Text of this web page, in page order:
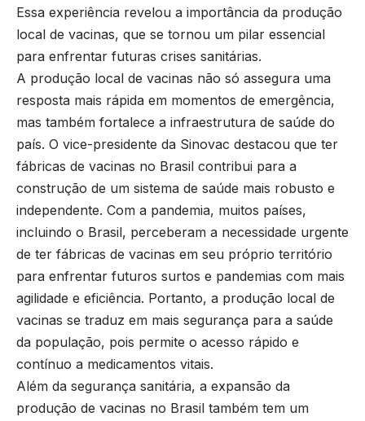
Essa experiência revelou a importância da produção
local de vacinas, que se tornou um pilar essencial
para enfrentar futuras crises sanitárias.
A produção local de vacinas não só assegura uma
resposta mais rápida em momentos de emergência,
mas também fortalece a infraestrutura de saúde do
país. O vice-presidente da Sinovac destacou que ter
fábricas de vacinas no Brasil contribui para a
construção de um sistema de saúde mais robusto e
independente. Com a pandemia, muitos países,
incluindo o Brasil, perceberam a necessidade urgente
de ter fábricas de vacinas em seu próprio território
para enfrentar futuros surtos e pandemias com mais
agilidade e eficiência. Portanto, a produção local de
vacinas se traduz em mais segurança para a saúde
da população, pois permite o acesso rápido e
contínuo a medicamentos vitais.
Além da segurança sanitária, a expansão da
produção de vacinas no Brasil também tem um